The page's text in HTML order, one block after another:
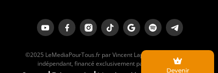
©2025 LeMediaPourTous.fr par Vincent Lapierre est un média
indépendant, financé exclusivement par ses lecteurs.
Devenir